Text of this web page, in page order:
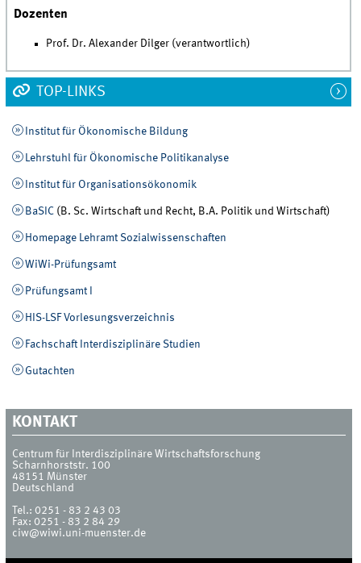
Dozenten
Prof. Dr. Alexander Dilger (verantwortlich)
TOP-LINKS
Institut für Ökonomische Bildung
Lehrstuhl für Ökonomische Politikanalyse
Institut für Organisationsökonomik
BaSIC(B. Sc. Wirtschaft und Recht, B.A. Politik und Wirtschaft)
Homepage Lehramt Sozialwissenschaften
WiWi-Prüfungsamt
Prüfungsamt I
HIS-LSF Vorlesungsverzeichnis
Fachschaft Interdisziplinäre Studien
Gutachten
KONTAKT
Centrum für Interdisziplinäre Wirtschaftsforschung
Scharnhorststr. 100
48151 Münster
Deutschland
Tel.: 0251 - 83 2 43 03
Fax: 0251 - 83 2 84 29
ciw@wiwi.uni-muenster.de